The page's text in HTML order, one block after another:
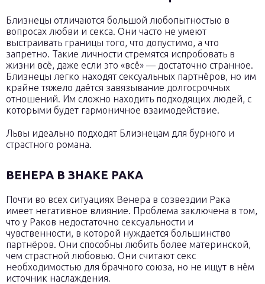
Близнецы отличаются большой любопытностью в
вопросах любви и секса. Они часто не умеют
выстраивать границы того, что допустимо, а что
запретно. Такие личности стремятся испробовать в
жизни всё, даже если это «всё» — достаточно странное.
Близнецы легко находят сексуальных партнёров, но им
крайне тяжело даётся завязывание долгосрочных
отношений. Им сложно находить подходящих людей, с
которыми будет гармоничное взаимодействие.
Львы идеально подходят Близнецам для бурного и
страстного романа.
ВЕНЕРА В ЗНАКЕ РАКА
Почти во всех ситуациях Венера в созвездии Рака
имеет негативное влияние. Проблема заключена в том,
что у Раков недостаточно сексуальности и
чувственности, в которой нуждается большинство
партнёров. Они способны любить более материнской,
чем страстной любовью. Они считают секс
необходимостью для брачного союза, но не ищут в нём
источник наслаждения.